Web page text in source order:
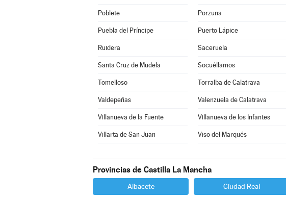
Poblete Porzuna
Puebla del Príncipe Puerto Lápice
Ruidera Saceruela
Santa Cruz de Mudela Socuéllamos
Tomelloso Torralba de Calatrava
Valdepeñas Valenzuela de Calatrava
Villanueva de la Fuente Villanueva de los Infantes
Villarta de San Juan Viso del Marqués
Provincias de Castilla La Mancha
Albacete Ciudad Real